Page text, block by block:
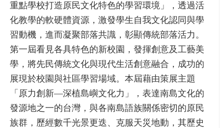
重點學校打造原民文化特色的學習環境」，透過活
化教學的軟硬體資源，激發學生自我文化認同與學
習動機，進而凝聚部落共識，彰顯傳統部落活力。
第一屆看見各具特色的新校園，發揮創意及工藝美
學，將先民傳統文化與現代生活創意融合，成功的
展現於校園與社區學習場域。本屆藉由策展主題
「原力創新—深植島嶼文化力」，表達南島文化的
發源地之一的台灣，與各南島語族關係密切的原民
族群，歷經數千光景更迭、克服天災地動，其歷史